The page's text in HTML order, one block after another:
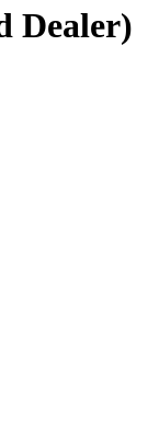
Dealer)